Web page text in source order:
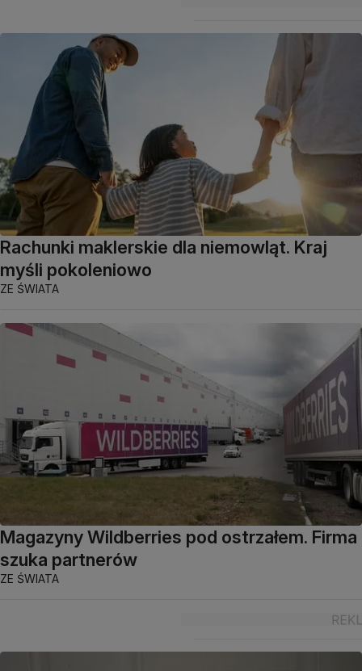
Rachunki maklerskie dla niemowląt. Kraj
myśli pokoleniowo
ZE ŚWIATA
Magazyny Wildberries pod ostrzałem. Firma
szuka partnerów
ZE ŚWIATA